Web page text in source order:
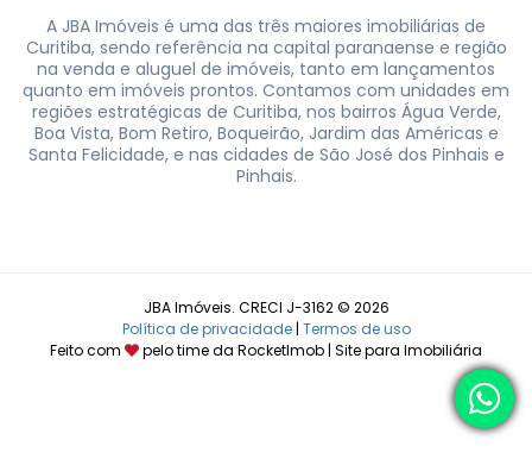
A JBA Imóveis é uma das três maiores imobiliárias de
Curitiba, sendo referência na capital paranaense e região
na venda e aluguel de imóveis, tanto em lançamentos
quanto em imóveis prontos. Contamos com unidades em
regiões estratégicas de Curitiba, nos bairros Água Verde,
Boa Vista, Bom Retiro, Boqueirão, Jardim das Américas e
Santa Felicidade, e nas cidades de São José dos Pinhais e
Pinhais.
JBA Imóveis. CRECI J-3162 © 2026
Política de privacidade| Termos de uso
Feito com
pelo time da RocketImob | Site para Imobiliária